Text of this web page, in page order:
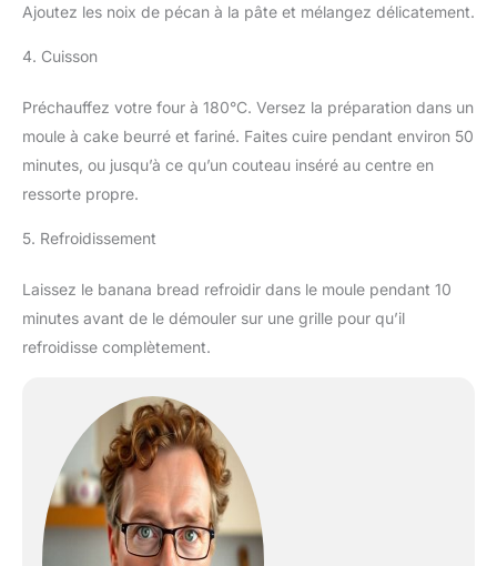
Ajoutez les noix de pécan à la pâte et mélangez délicatement.
4. Cuisson
Préchauffez votre four à 180°C. Versez la préparation dans un
moule à cake beurré et fariné. Faites cuire pendant environ 50
minutes, ou jusqu’à ce qu’un couteau inséré au centre en
ressorte propre.
5. Refroidissement
Laissez le banana bread refroidir dans le moule pendant 10
minutes avant de le démouler sur une grille pour qu’il
refroidisse complètement.